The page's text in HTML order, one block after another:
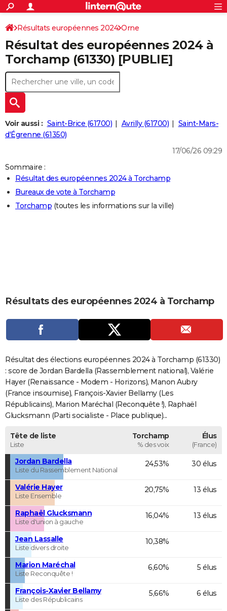
ACTUALITÉS
Politique
Société
Faits Divers
Education
Monde
Villes
+
SPORT
Coupe du monde 2026
Football
Tennis
Cyclisme
Rugby
Forum
CULTURE
Programme TV
TNT
Streaming
Cinéma
Sorties cinéma
Musique
+
FINANCE
Retraite
Impôts
Epargne
Immobilier
Risques naturels par ville
Banque
Assurance
Crédit
AUTO
Essais
Réserver un essai
Citadines
Berlines
SUV
Forum auto
+
HIGH-TECH
Mobiles
Meilleur smartphone
Internet
Ordinateurs
Jeux vidéo
Guide high-tech
+
BRICOLAGE
Guides de France
Escapades
Patrimoine
Expositions
Musées
Week-end nature
LIFESTYLE
Art de vivre
Bien-être
Loisirs
Mode
Modes de vie
CARTE DE VOEUX
Carte de Noël
Carte Bonne année
Carte Saint-Valentin
Carte Pâques
Carte d'anniversaire
DICTIONNAIRE
Dictionnaire
Biographies
Citations
Expressions
Proverbes
PROGRAMME TV
COPAINS D'AVANT
S'inscrire
Se connecter
Lycées
Collèges
Primaires
Universités
Entreprises
Service militaire
Avis de recherche
AVIS DE DÉCÈS
FORUM
S'inscrire
Connexion
Résultats européennes 2024 Orne
Résultat des européennes 2024 à
Torchamp (61330) [PUBLIE]
Voir aussi : Saint-Brice (61700) Avrilly (61700)
Saint-Mars-
d'Égrenne (61350)
17/06/26 09:29
Sommaire :
Résultat des européennes 2024 à Torchamp
Bureaux de vote à Torchamp
Torchamp (toutes les informations sur la ville)
Résultats des européennes 2024 à Torchamp
Résultat des élections européennes 2024 à Torchamp (61330)
: score de Jordan Bardella (Rassemblement national), Valérie
Hayer (Renaissance - Modem - Horizons), Manon Aubry
(France insoumise), François-Xavier Bellamy (Les
Républicains), Marion Maréchal (Reconquête !), Raphaël
Glucksmann (Parti socialiste - Place publique)...
Tête de liste
Liste
Torchamp
% des voix
Élus
(France)
Jordan Bardella
Liste du Rassemblement National
24,53% 30 élus
Valérie Hayer
Liste Ensemble
20,75% 13 élus
Raphaël Glucksmann
Liste d'union à gauche
16,04% 13 élus
Jean Lassalle
Liste divers droite
10,38%
Marion Maréchal
Liste Reconquête !
6,60% 5 élus
François-Xavier Bellamy
Liste des Républicains
5,66% 6 élus